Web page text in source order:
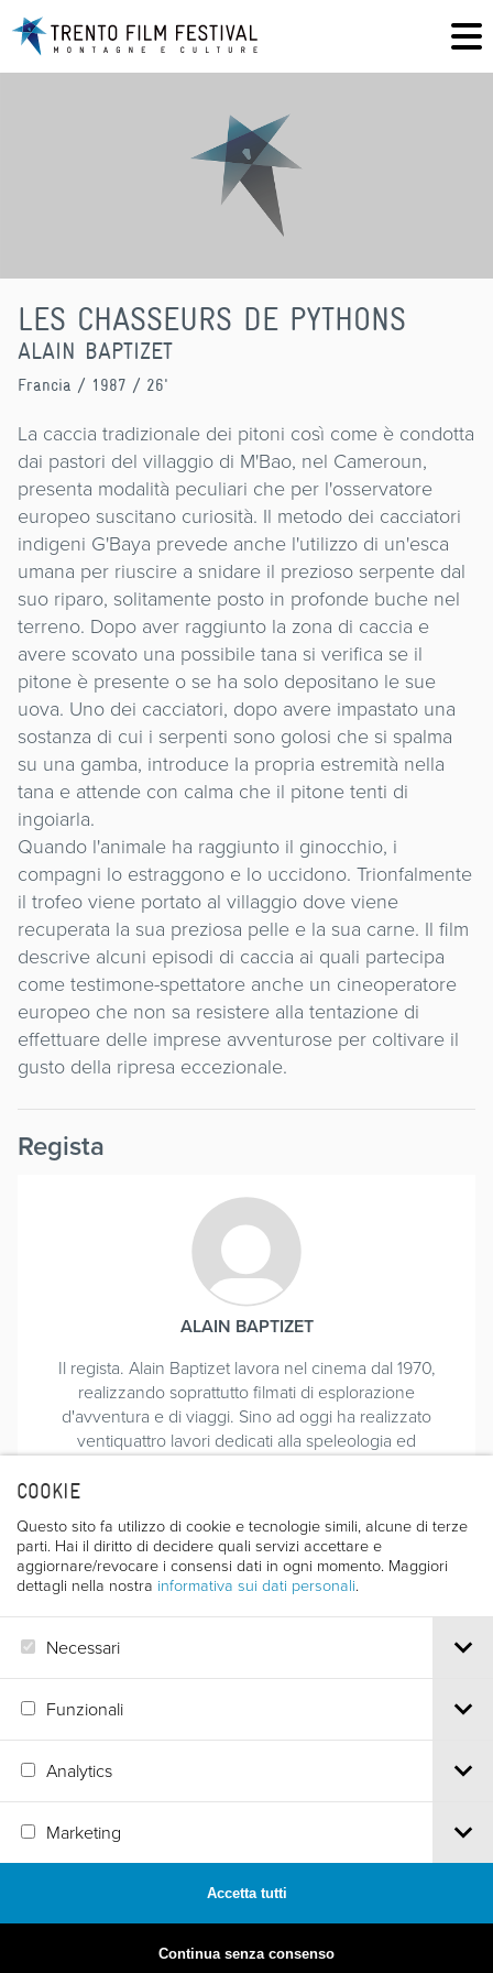
COOKIE
Questo sito fa utilizzo di cookie e tecnologie simili, alcune di terze
parti. Hai il diritto di decidere quali servizi accettare e
aggiornare/revocare i consensi dati in ogni momento. Maggiori
dettagli nella nostra informativa sui dati personali.
Necessari
Funzionali
Analytics
Marketing
Accetta tutti
Continua senza consenso
LES CHASSEURS DE PYTHONS
ALAIN BAPTIZET
Francia / 1987 / 26'
La caccia tradizionale dei pitoni così come è condotta
dai pastori del villaggio di M'Bao, nel Cameroun,
presenta modalità peculiari che per l'osservatore
europeo suscitano curiosità. Il metodo dei cacciatori
indigeni G'Baya prevede anche l'utilizzo di un'esca
umana per riuscire a snidare il prezioso serpente dal
suo riparo, solitamente posto in profonde buche nel
terreno. Dopo aver raggiunto la zona di caccia e
avere scovato una possibile tana si verifica se il
pitone è presente o se ha solo depositano le sue
uova. Uno dei cacciatori, dopo avere impastato una
sostanza di cui i serpenti sono golosi che si spalma
su una gamba, introduce la propria estremità nella
tana e attende con calma che il pitone tenti di
ingoiarla.
Quando l'animale ha raggiunto il ginocchio, i
compagni lo estraggono e lo uccidono. Trionfalmente
il trofeo viene portato al villaggio dove viene
recuperata la sua preziosa pelle e la sua carne. Il film
descrive alcuni episodi di caccia ai quali partecipa
come testimone-spettatore anche un cineoperatore
europeo che non sa resistere alla tentazione di
effettuare delle imprese avventurose per coltivare il
gusto della ripresa eccezionale.
Regista
ALAIN BAPTIZET
Il regista. Alain Baptizet lavora nel cinema dal 1970,
realizzando soprattutto filmati di esplorazione
d'avventura e di viaggi. Sino ad oggi ha realizzato
ventiquattro lavori dedicati alla speleologia ed
serie dal titolo "Conoscenza del mondo". Ha curato
e su vari sport. Ha dedicato dieci film all'Africa, alle sue
regioni più remote, ai suoi animali ed alle sue
popolazioni. Si presentato la prima volta al Festival di
Tel.+39 0461 986120
MADE BY ARTICA